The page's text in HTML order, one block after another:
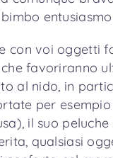
con voi oggetti
favoriranno
al nido, in
per
il suo peluche
qualsiasi